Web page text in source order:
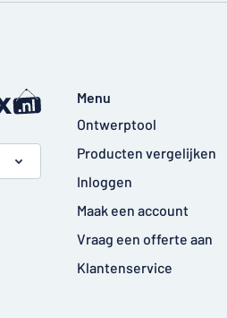
Menu
Ontwerptool
Producten vergelijken
Inloggen
Maak een account
Vraag een offerte aan
Klantenservice